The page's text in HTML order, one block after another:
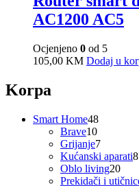
AC1200 AC5
Ocjenjeno 0 od 5
105,00 KM Dodaj u
Korpa
Smart Home4848
Brave1010
proizvoda
Grijanje77
proizvoda
Kućanski aparati88
Oblo living2020
Prekidači i